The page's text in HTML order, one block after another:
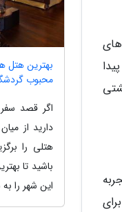
محبوب
اگر قصد
هتلی را
این شهر را